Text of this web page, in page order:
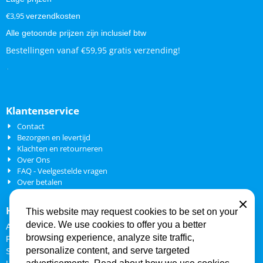
€3,95verzendkosten
Alle getoonde prijzen zijn inclusief btw
Bestellingen vanaf €59,95 gratis verzending!
Klantenservice
Contact
Bezorgen en levertijd
Klachten en retourneren
Over Ons
FAQ - Veelgestelde vragen
Over betalen
Hondenkattenapotheek
Algemene voorwaarden
Privacy Policy
Sitemap
This website may request cookies to be set on your
device. We use cookies to offer you a better
browsing experience, analyze site traffic,
personalize content, and serve targeted
Close